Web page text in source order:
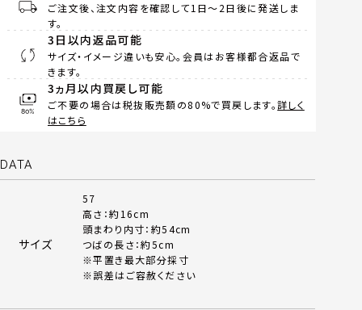
ご注文後、注文内容を確認して1日～2日後に発送しま
す。
3日以内返品可能
サイズ・イメージ違いも安心。会員はお客様都合返品で
きます。
3ヵ月以内買戻し可能
ご不要の場合は税抜販売額の80%で買戻します。詳しく
はこちら
DATA
サイズ
57
高さ：約16cm
頭まわり内寸：約54cm
つばの長さ：約5cm
※平置き最大部分採寸
※誤差はご容赦ください